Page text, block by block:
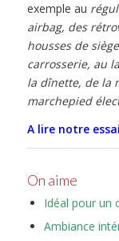
exemple au
airbag, des
housses de
carrosserie, au
la dînette, de la
marchepied
A lire notre
On aime
Idéal pour un
Ambiance